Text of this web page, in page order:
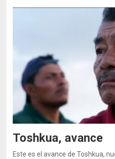
Toshkua, avance
Este es el avance de Toshkua,